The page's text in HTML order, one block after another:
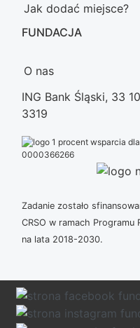
Jak dodać miejsce?
FUNDACJA
O nas
ING Bank Śląski, 33
3319
0000366266
Zadanie zostało
CRSO w ramach
na lata 2018-2030.